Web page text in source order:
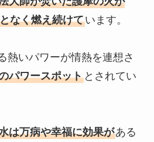
なく燃え続けています。
熱いパワーが情熱を連想さ
パワースポットとされてい
は万病や幸福に効果がある